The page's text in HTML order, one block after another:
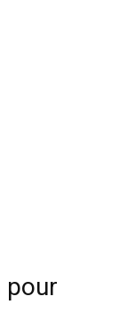
pour